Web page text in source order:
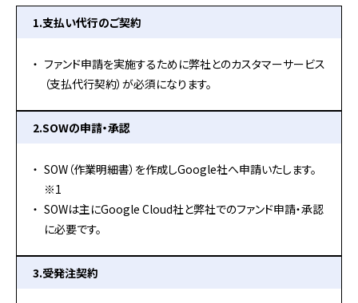
1.支払い代行のご契約
ファンド申請を実施するために弊社とのカスタマーサービス
（支払代行契約）が必須になります。
2.SOWの申請・承認
SOW（作業明細書）を作成しGoogle社へ申請いたします。
※1
SOWは主にGoogle Cloud社と弊社でのファンド申請・承認
に必要です。
3.受発注契約